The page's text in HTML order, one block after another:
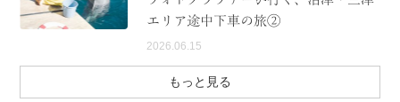
エリア途中下車の旅②
2026.06.15
もっと見る